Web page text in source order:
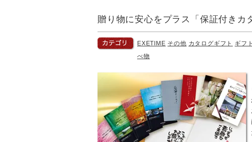
贈り物に安心をプラス「保証付きカ
EXETIME その他 カタログギフト ギフ
べ物